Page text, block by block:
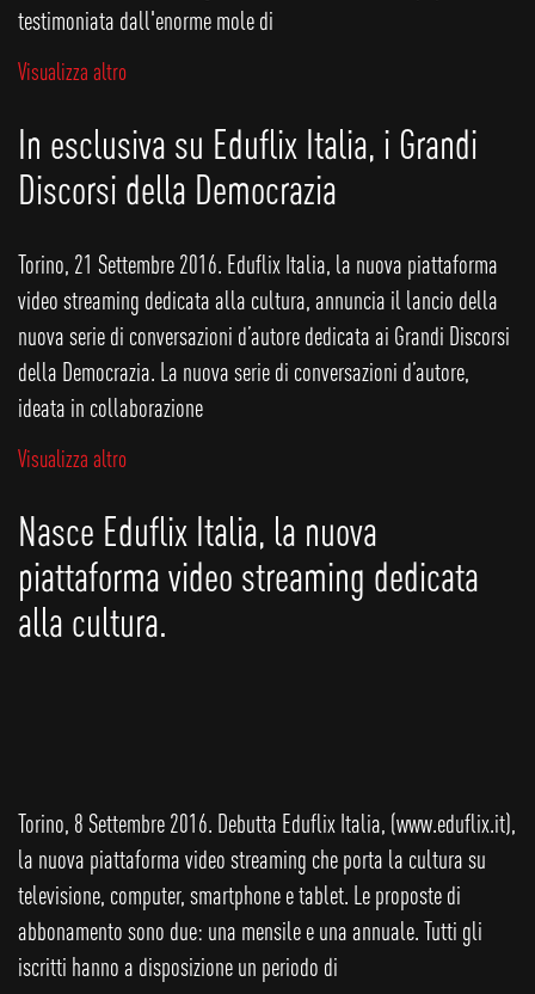
testimoniata dall'enorme mole di
Visualizza altro
In esclusiva su Eduflix Italia, i Grandi
Discorsi della Democrazia
Torino, 21 Settembre 2016. Eduflix Italia, la nuova piattaforma
video streaming dedicata alla cultura, annuncia il lancio della
nuova serie di conversazioni d’autore dedicata ai Grandi Discorsi
della Democrazia. La nuova serie di conversazioni d’autore,
ideata in collaborazione
Visualizza altro
Nasce Eduflix Italia, la nuova
piattaforma video streaming dedicata
alla cultura.
Torino, 8 Settembre 2016. Debutta Eduflix Italia, (www.eduflix.it),
la nuova piattaforma video streaming che porta la cultura su
televisione, computer, smartphone e tablet. Le proposte di
abbonamento sono due: una mensile e una annuale. Tutti gli
iscritti hanno a disposizione un periodo di